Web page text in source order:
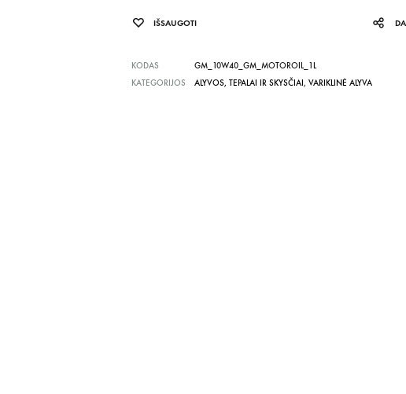
IŠSAUGOTI
KODAS
GM_10W40_GM_MOTOROIL_1L
KATEGORIJOS
ALYVOS, TEPALAI IR SKYSČIAI, VARIKLINĖ ALYVA